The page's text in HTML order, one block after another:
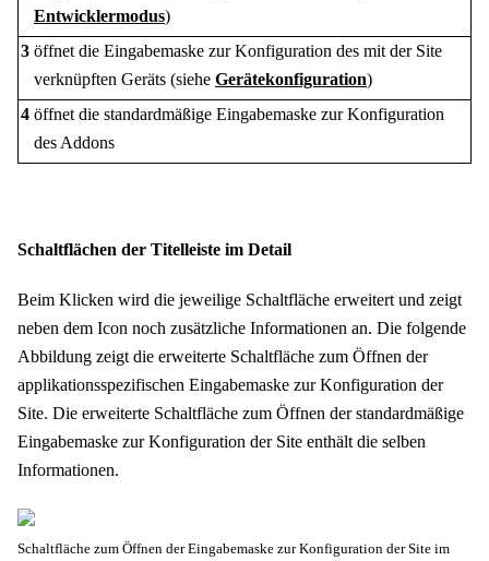
Entwicklermodus)
3 öffnet die Eingabemaske zur Konfiguration des mit der Site
verknüpften Geräts (siehe Gerätekonfiguration)
4 öffnet die standardmäßige Eingabemaske zur Konfiguration
des Addons
Schaltflächen der Titelleiste im Detail
Beim Klicken wird die jeweilige Schaltfläche erweitert und zeigt
neben dem Icon noch zusätzliche Informationen an. Die folgende
Abbildung zeigt die erweiterte Schaltfläche zum Öffnen der
applikationsspezifischen Eingabemaske zur Konfiguration der
Site. Die erweiterte Schaltfläche zum Öffnen der standardmäßige
Eingabemaske zur Konfiguration der Site enthält die selben
Informationen.
Schaltfläche zum Öffnen der Eingabemaske zur Konfiguration der Site im